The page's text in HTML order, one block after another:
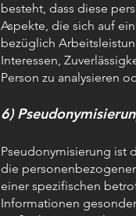
besteht, dass diese
Aspekte, die sich auf
bezüglich
Interessen,
Person zu analysieren
6)
Pseudonymisierung ist
die
einer spezifischen
Informationen